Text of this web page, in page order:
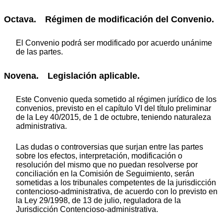
Octava. Régimen de modificación del Convenio.
El Convenio podrá ser modificado por acuerdo unánime
de las partes.
Novena. Legislación aplicable.
Este Convenio queda sometido al régimen jurídico de los
convenios, previsto en el capítulo VI del título preliminar
de la Ley 40/2015, de 1 de octubre, teniendo naturaleza
administrativa.
Las dudas o controversias que surjan entre las partes
sobre los efectos, interpretación, modificación o
resolución del mismo que no puedan resolverse por
conciliación en la Comisión de Seguimiento, serán
sometidas a los tribunales competentes de la jurisdicción
contencioso-administrativa, de acuerdo con lo previsto en
la Ley 29/1998, de 13 de julio, reguladora de la
Jurisdicción Contencioso-administrativa.